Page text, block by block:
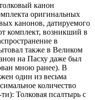
канон
оригинальных
канонов, датируемого
комплект, возникший в
в
также в Великом
на Пасху даже был
мною ранее). В
один из весьма
количество
Толковая псалтырь с